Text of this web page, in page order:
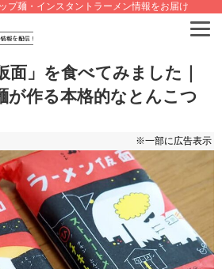
プ麺・インスタントラーメン情報をお届け
面」を食べてみました｜
が作る本格的なとんこつ
※一部に広告表示